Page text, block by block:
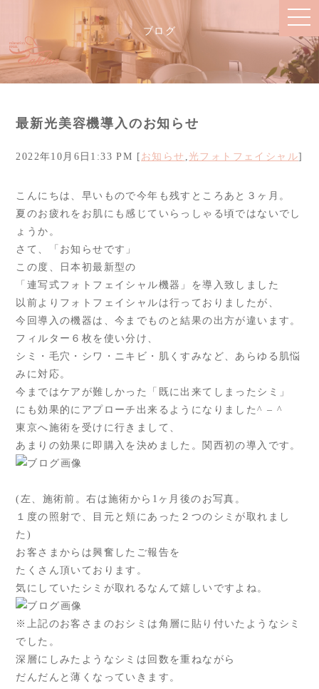
ブログ
Blog
最新光美容機導入のお知らせ
2022年10月6日1:33 PM [ お知らせ ,光フォトフェイシャル]
こんにちは、早いもので今年も残すところあと３ヶ月。
夏のお疲れをお肌にも感じていらっしゃる頃ではないでし
ょうか。
さて、「お知らせです」
この度、日本初最新型の
「連写式フォトフェイシャル機器」を導入致しました
以前よりフォトフェイシャルは行っておりましたが、
今回導入の機器は、今までものと結果の出方が違います。
フィルター６枚を使い分け、
シミ・毛穴・シワ・ニキビ・肌くすみなど、あらゆる肌悩
みに対応。
今まではケアが難しかった「既に出来てしまったシミ」
にも効果的にアプローチ出来るようになりました^ – ^
東京へ施術を受けに行きまして、
あまりの効果に即購入を決めました。関西初の導入です。
(左、施術前。右は施術から1ヶ月後のお写真。
１度の照射で、目元と頬にあった２つのシミが取れまし
た)
お客さまからは興奮したご報告を
たくさん頂いております。
気にしていたシミが取れるなんて嬉しいですよね。
※上記のお客さまのおシミは角層に貼り付いたようなシミ
でした。
深層にしみたようなシミは回数を重ねながら
だんだんと薄くなっていきます。